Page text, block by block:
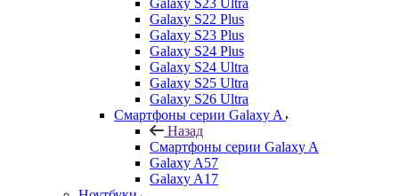
Galaxy S23 Ultra
Galaxy S22 Plus
Galaxy S23 Plus
Galaxy S24 Plus
Galaxy S24 Ultra
Galaxy S25 Ultra
Galaxy S26 Ultra
Смартфоны серии Galaxy A
Назад
Смартфоны серии Galaxy A
Galaxy A57
Galaxy A17